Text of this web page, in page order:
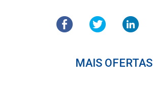
MAIS OFERTAS